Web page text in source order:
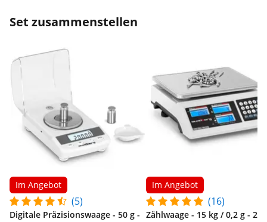
Set zusammenstellen
Im Angebot
(5)
Digitale Präzisionswaage - 50 g -
Im Angebot
(16)
Zählwaage - 15 kg / 0,2 g -